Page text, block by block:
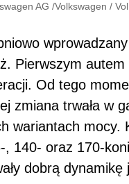
AG /Volkswagen /
Pierwszym
Od tego
zmiana trwała w
wariantach mocy.
140- oraz 170-
dobrą